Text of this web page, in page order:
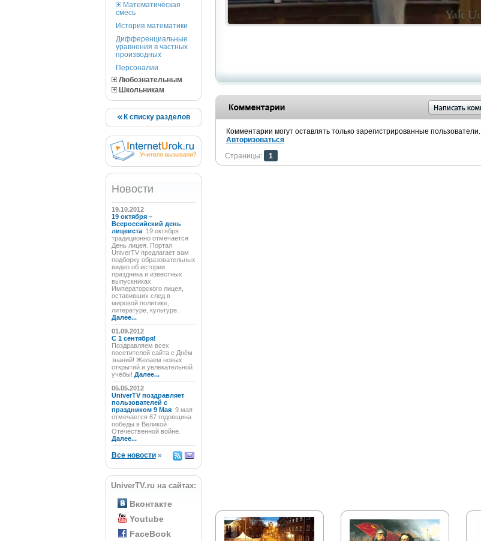
Математическая
смесь
История математики
Дифференциальные
уравнения в частных
производных
Персоналии
Любознательным
Школьникам
К списку разделов
Новости
19.10.2012
19 октября –
Всероссийский день
лицеиста 19 октября
традиционно отмечается
День лицея. Портал
UniverTV предлагает вам
подборку образовательных
видео об истории
праздника и известных
выпускниках
Императорского лицея,
оставивших след в
мировой политике,
литературе, культуре.
Далее...
01.09.2012
C 1 сентября!
Поздравляем всех
посетителей сайта с Днём
знаний! Желаем новых
открытий и увлекательной
учёбы! Далее...
05.05.2012
UniverTV поздравляет
пользователей с
праздником 9 Мая 9 мая
отмечается 67 годовщина
победы в Великой
Отечественной войне.
Далее...
Все новости»
UniverTV.ru на сайтах:
Вконтакте
Youtube
FaceBook
Комментарии могут оставлять только зарегистрированные пользователи.
Авторизоваться
Страницы:
1